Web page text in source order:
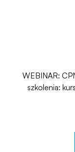
WEBINAR:
szkolenia: